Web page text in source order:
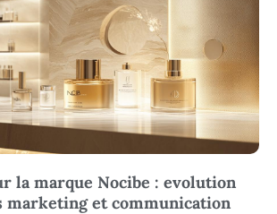
la marque Nocibe : evolution
marketing et communication